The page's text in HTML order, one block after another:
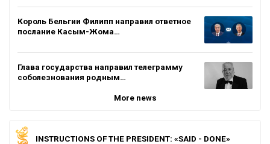
Король Бельгии Филипп направил ответное
послание Касым-Жома…
Глава государства направил телеграмму
соболезнования родным…
More news
INSTRUCTIONS OF THE PRESIDENT: «SAID - DONE»